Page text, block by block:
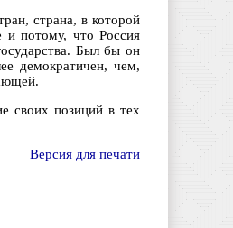
страна, в которой
и потому, что Россия
Был бы он
демократичен, чем,
своих позиций в тех
Версия для печати